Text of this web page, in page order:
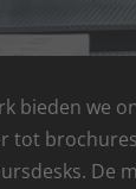
bieden we
tot
De